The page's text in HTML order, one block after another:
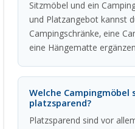
Sitzmöbel und ein
und Platzangebot kannst
Campingschränke, eine
eine Hängematte
Welche Campingmöbel
platzsparend?
Platzsparend sind vor